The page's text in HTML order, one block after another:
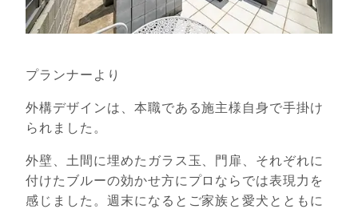
プランナーより
外構デザインは、本職である施主様自身で手掛け
られました。
外壁、土間に埋めたガラス玉、門扉、それぞれに
付けたブルーの効かせ方にプロならでは表現力を
感じました。週末になるとご家族と愛犬とともに